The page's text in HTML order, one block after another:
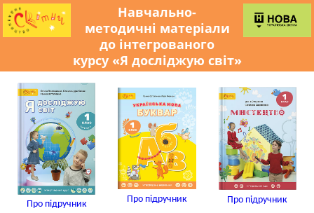
Навчально-
методичні матеріали
до інтегрованого
курсу «Я досліджую світ»
Про підручник
Про підручник Про підручник